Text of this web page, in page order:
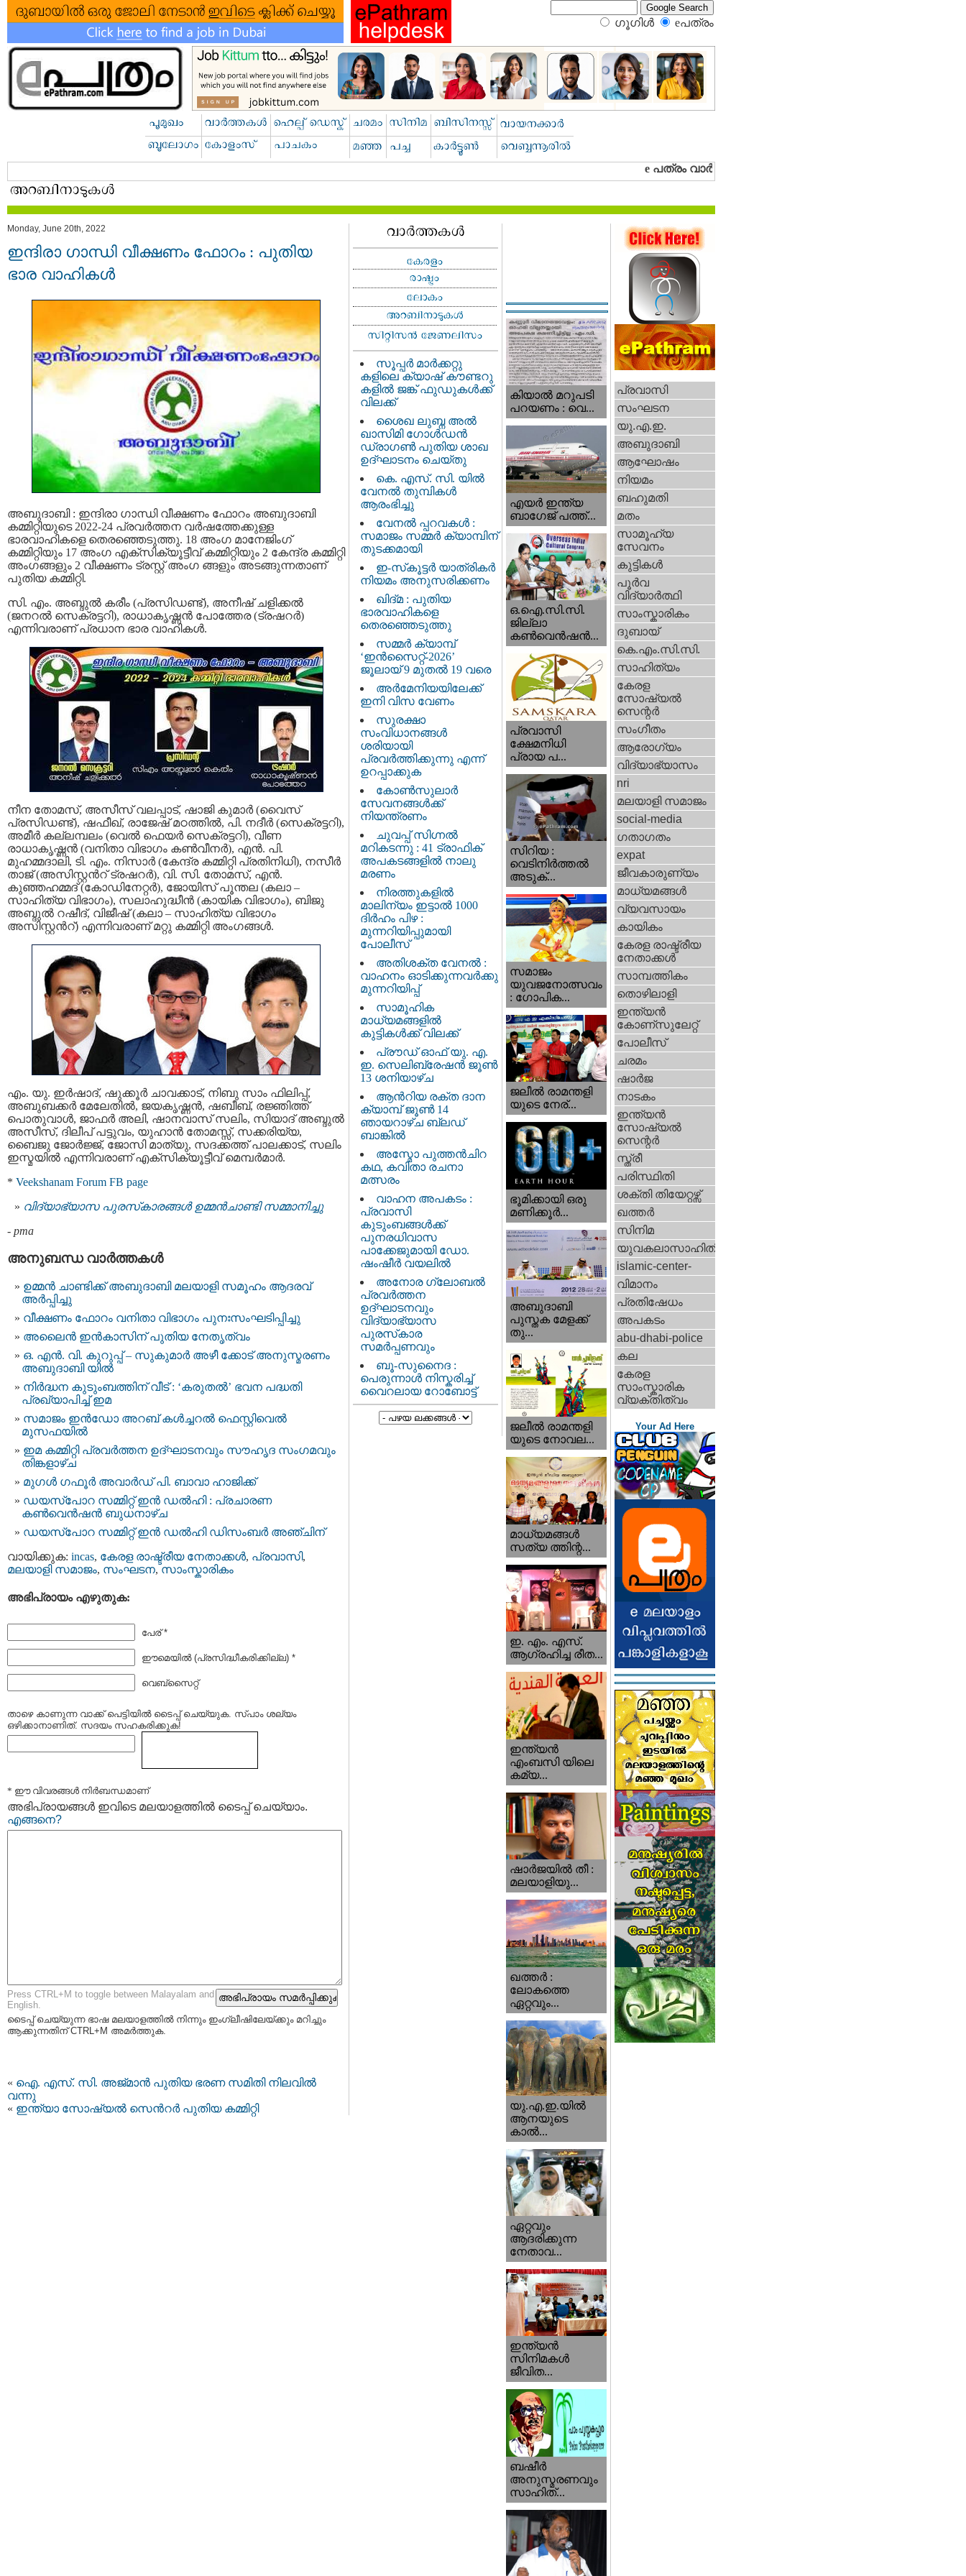
ഗൂഗിള്‍ eപത്രം‍
Monday, June 20th, 2022
ഇന്ദിരാ ഗാന്ധി വീക്ഷണം ഫോറം : പുതിയ
ഭാര വാഹികൾ
അബുദാബി : ഇന്ദിരാ ഗാന്ധി വീക്ഷണം ഫോറം അബുദാബി
കമ്മിറ്റിയുടെ 2022-24 പ്രവർത്തന വർഷത്തേക്കുള്ള
ഭാരവാഹികളെ തെരഞ്ഞെടുത്തു. 18 അംഗ മാനേജിംഗ്
കമ്മിറ്റിയും 17 അംഗ എക്സിക്യൂട്ടീവ് കമ്മിറ്റിയും 2 കേന്ദ്ര കമ്മിറ്റി
അംഗങ്ങളും 2 വീക്ഷണം ട്രസ്റ്റ് അംഗ ങ്ങളും അടങ്ങുന്നതാണ്
പുതിയ കമ്മിറ്റി.
സി. എം. അബ്ദുൽ കരീം (പ്രസിഡണ്ട്), അനീഷ് ചളിക്കൽ
(ജനറൽ സെക്രട്ടറി), രാധാകൃഷ്ണൻ പോത്തേര (ട്രഷറർ)
എന്നിവരാണ് പ്രധാന ഭാര വാഹികൾ.
നീന തോമസ്, അസീസ് വലപ്പാട്, ഷാജി കുമാർ (വൈസ്
പ്രസിഡണ്ട്), ഷഫീഖ്, രാജേഷ് മഠത്തിൽ, പി. നദീർ (സെക്രട്ടറി),
അമീർ കല്ലമ്പലം (വെൽ ഫെയർ സെക്രട്ടറി), വീണ
രാധാകൃഷ്ണൻ (വനിതാ വിഭാഗം കൺവീനർ), എൻ. പി.
മുഹമ്മദാലി, ടി. എം. നിസാർ (കേന്ദ്ര കമ്മിറ്റി പ്രതിനിധി), നസീർ
താജ് (അസിസ്റ്റന്‍റ് ട്രഷറർ), വി. സി. തോമസ്, എൻ.
കുഞ്ഞഹമ്മദ് (കോഡിനേറ്റർ), ജോയിസ് പൂന്തല (കലാ –
സാഹിത്യ വിഭാഗം), സലാഹുദ്ധീൻ (കായിക വിഭാഗം), ബിജു
അബ്ദുൽ റഷീദ്, വിജീഷ് (കലാ – സാഹിത്യ വിഭാഗം
അസിസ്റ്റന്‍റ്) എന്നിവരാണ് മറ്റു കമ്മിറ്റി അംഗങ്ങള്‍.
എം. യു. ഇർഷാദ്, ഷുക്കൂർ ചാവക്കാട്, നിബു സാം ഫിലിപ്പ്,
അബുബക്കർ മേലേതിൽ, ജയകൃഷ്ണൻ, ഷബീബ്, രജ്ഞിത്ത്
പൊതുവാൾ, ജാഫർ അലി, ഷാനവാസ് സലിം, സിയാദ് അബ്ദുൽ
അസീസ്, ദിലീപ് പട്ടുവം, യുഹാൻ തോമസ്സ്, സക്കരിയ്യ,
ബൈജു ജോർജ്ജ്, ജോസി മാത്യു, സദക്കത്ത് പാലക്കാട്, സലിം
ഇസ്മയിൽ എന്നിവരാണ് എക്സിക്യൂട്ടീവ് മെമ്പർമാർ.
* Veekshanam Forum FB page
വിദ്യാഭ്യാസ പുരസ്‌കാരങ്ങള്‍ ഉമ്മന്‍ചാണ്ടി സമ്മാനിച്ചു
- pma
അനുബന്ധ വാര്‍ത്തകള്‍
ഉമ്മൻ ചാണ്ടിക്ക് അബുദാബി മലയാളി സമൂഹം ആദരവ്
അർപ്പിച്ചു
വീക്ഷണം ഫോറം വനിതാ വിഭാഗം പുനഃസംഘടിപ്പിച്ചു
അലൈൻ ഇൻകാസിന് പുതിയ നേതൃത്വം
ഒ. എൻ. വി. കുറുപ്പ് – സുകുമാർ അഴീ ക്കോട് അനുസ്മരണം
അബുദാബി യിൽ
നിർദ്ധന കുടുംബത്തിന് വീട് : ‘കരുതൽ’ ഭവന പദ്ധതി
പ്രഖ്യാപിച്ച് ഇമ
സമാജം ഇന്‍ഡോ അറബ് കള്‍ച്ചറല്‍ ഫെസ്റ്റിവെല്‍
മുസഫയിൽ
ഇമ കമ്മിറ്റി പ്രവർത്തന ഉദ്ഘാടനവും സൗഹൃദ സംഗമവും
തിങ്കളാഴ്ച
മുഗള്‍ ഗഫൂര്‍ അവാര്‍ഡ് പി. ബാവാ ഹാജിക്ക്
ഡയസ്പോറ സമ്മിറ്റ് ഇൻ ഡൽഹി : പ്രചാരണ
കൺവെൻഷൻ ബുധനാഴ്ച
ഡയസ്‌പോറ സമ്മിറ്റ് ഇന്‍ ഡല്‍ഹി ഡിസംബർ അഞ്ചിന്
വായിക്കുക: incas, കേരള രാഷ്ട്രീയ നേതാക്കള്‍, പ്രവാസി,
മലയാളി സമാജം, സംഘടന, സാംസ്കാരികം
അഭിപ്രായം എഴുതുക:
പേര് *
ഈമെയില്‍ (പ്രസിദ്ധീകരിക്കില്ല) *
വെബ്സൈറ്റ്
താഴെ കാണുന്ന വാക്ക് പെട്ടിയില്‍ ടൈപ്പ്‌ ചെയ്യുക. സ്പാം ശല്യം
ഒഴിക്കാനാണിത്. സദയം സഹകരിക്കുക!
* ഈ വിവരങ്ങള്‍ നിര്‍ബന്ധമാണ്
അഭിപ്രായങ്ങള്‍ ഇവിടെ മലയാളത്തില്‍ ടൈപ്പ് ചെയ്യാം.
എങ്ങനെ?
Press CTRL+M to toggle between Malayalam and
English.
ടൈപ്പ്‌ ചെയ്യുന്ന ഭാഷ മലയാളത്തില്‍ നിന്നും ഇംഗ്ലീഷിലേയ്ക്കും മറിച്ചും
ആക്കുന്നതിന് CTRL+M അമര്‍ത്തുക.
« ഐ. എസ്. സി. അജ്മാൻ പുതിയ ഭരണ സമിതി നിലവില്‍
വന്നു
« ഇന്ത്യാ സോഷ്യൽ സെന്‍റർ പുതിയ കമ്മിറ്റി
സൂപ്പർ മാർക്കറ്റു
കളിലെ ക്യാഷ് കൗണ്ടറു
കളിൽ ജങ്ക് ഫുഡുകൾക്ക്
വിലക്ക്
ശൈഖ ലുബ്ന അൽ
ഖാസിമി ഗോൾഡൻ
ഡ്രാഗൺ പുതിയ ശാഖ
ഉദ്ഘാടനം ചെയ്തു
കെ. എസ്. സി. യിൽ
വേനൽ തുമ്പികൾ
ആരംഭിച്ചു
വേനൽ പ്പറവകൾ :
സമാജം സമ്മർ ക്യാമ്പിന്
തുടക്കമായി
ഇ-സ്‌കൂട്ടർ യാത്രികർ
നിയമം അനുസരിക്കണം
ഖിദ്മ : പുതിയ
ഭാരവാഹികളെ
തെരഞ്ഞെടുത്തു
സമ്മർ ക്യാമ്പ്
‘ഇൻസൈറ്റ്-2026’
ജൂലായ് 9 മുതൽ 19 വരെ
അർമേനിയയിലേക്ക്
ഇനി വിസ വേണം
സുരക്ഷാ
സംവിധാനങ്ങൾ
ശരിയായി
പ്രവർത്തിക്കുന്നു എന്ന്
ഉറപ്പാക്കുക
കോൺസുലാർ
സേവനങ്ങൾക്ക്
നിയന്ത്രണം
ചുവപ്പ് സിഗ്നൽ
മറികടന്നു : 41 ട്രാഫിക്
അപകടങ്ങളിൽ നാലു
മരണം
നിരത്തുകളിൽ
മാലിന്യം ഇട്ടാൽ 1000
ദിർഹം പിഴ :
മുന്നറിയിപ്പുമായി
പോലീസ്
അതിശക്ത വേനൽ :
വാഹനം ഓടിക്കുന്നവർക്കു
മുന്നറിയിപ്പ്
സാമൂഹിക
മാധ്യമങ്ങളിൽ
കുട്ടികൾക്ക് വിലക്ക്
പ്രൗഡ് ഓഫ് യു. എ.
ഇ. സെലിബ്രേഷൻ ജൂൺ
13 ശനിയാഴ്ച
ആൻറിയ രക്ത ദാന
ക്യാമ്പ് ജൂൺ 14
ഞായറാഴ്ച ബ്ലഡ്
ബാങ്കിൽ
അസ്മോ പുത്തൻചിറ
കഥ, കവിതാ രചനാ
മത്സരം
വാഹന അപകടം :
പ്രവാസി
കുടുംബങ്ങൾക്ക്
പുനരധിവാസ
പാക്കേജുമായി ഡോ.
ഷംഷീർ വയലിൽ
അനോര ഗ്ലോബൽ
പ്രവർത്തന
ഉദ്ഘാടനവും
വിദ്യാഭ്യാസ
പുരസ്‌കാര
സമർപ്പണവും
ബൂ-സുനൈദ :
പെരുന്നാൾ നിസ്കരിച്ച്
വൈറലായ റോബോട്ട്
കിയാല്‍ മറുപടി
പറയണം : വെ...
എയര്‍ ഇന്ത്യ
ബാഗേജ് പത്ത്...
ഒ.ഐ.സി.സി.
ജില്ലാ
കൺവെൻഷൻ...
പ്രവാസി
ക്ഷേമനിധി
പ്രായ പ...
സിറിയ :
വെടിനിർത്തൽ
അടുക്...
സമാജം
യുവജനോത്സവം
: ഗോപിക...
ജലീല്‍ രാമന്തളി
യുടെ നേര്...
ഭൂമിക്കായി ഒരു
മണിക്കൂര്‍...
അബുദാബി
പുസ്തക മേളക്ക്
തു...
ജലീല്‍ രാമന്തളി
യുടെ നോവല...
മാധ്യമങ്ങള്‍
സത്യ ത്തിന്റ...
ഇ. എം. എസ്.
ആഗ്രഹിച്ച രീത...
ഇന്ത്യന്‍
എംബസി യിലെ
കമ്യ...
ഷാര്‍ജയില്‍ തീ :
മലയാളിയു...
ഖത്തര്‍ :
ലോകത്തെ
ഏറ്റവും...
യു.എ.ഇ.യില്‍
ആനയുടെ
കാല്‍...
ഏറ്റവും
ആദരിക്കുന്ന
നേതാവ...
ഇന്ത്യന്‍
സിനിമകള്‍
ജീവിത...
ബഷീര്‍
അനുസ്മരണവും
സാഹിത്...
പ്രവാസി
സംഘടന
യു.എ.ഇ.
അബുദാബി
ആഘോഷം
നിയമം
ബഹുമതി
മതം
സാമൂഹ്യ
സേവനം
കുട്ടികള്‍
പൂര്‍വ
വിദ്യാര്‍ത്ഥി
സാംസ്കാരികം
ദുബായ്‌
കെ.എം.സി.സി.
സാഹിത്യം
കേരള
സോഷ്യല്‍
സെന്റര്‍
സംഗീതം
ആരോഗ്യം
വിദ്യാഭ്യാസം
nri
മലയാളി സമാജം
social-media
ഗതാഗതം
expat
ജീവകാരുണ്യം
മാധ്യമങ്ങള്‍
വ്യവസായം
കായികം
കേരള രാഷ്ട്രീയ
നേതാക്കള്‍
സാമ്പത്തികം
തൊഴിലാളി
ഇന്ത്യന്‍
കോണ്സുലേറ്റ്
പോലീസ്
ചരമം
ഷാര്‍ജ
നാടകം
ഇന്ത്യന്‍
സോഷ്യല്‍
സെന്റര്‍
സ്ത്രീ
പരിസ്ഥിതി
ശക്തി തിയേറ്റഴ്സ്
ഖത്തര്‍
സിനിമ
യുവകലാസാഹിതി
islamic-center-
വിമാനം
പ്രതിഷേധം
അപകടം
abu-dhabi-police
കല
കേരള
സാംസ്കാരിക
വ്യക്തിത്വം
Your Ad Here